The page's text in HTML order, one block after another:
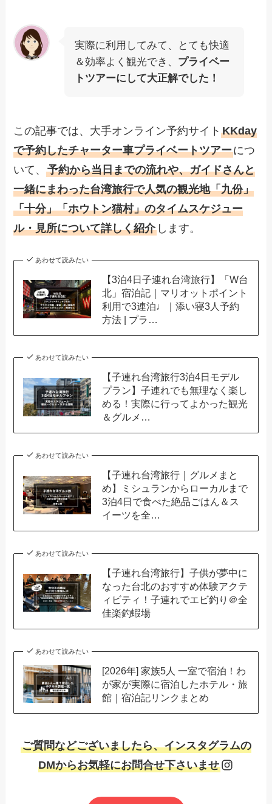
実際に利用してみて、とても快適
＆効率よく観光でき、 プライベー
トツアーにして大正解でした！
この記事では、大手オンライン予約サイトKKday
で予約したチャーター車プライベートツアーにつ
いて、予約から当日までの流れや、ガイドさんと
一緒にまわった台湾旅行で人気の観光地「九份」
「十分」「ホウトン猫村」のタイムスケジュー
ル・見所について詳しく紹介 します。
あわせて読みたい
【3泊4日子連れ台湾旅行】「W台
北」宿泊記｜マリオットポイント
利用で3連泊♩｜添い寝3人予約
方法 | プラ…
あわせて読みたい
【子連れ台湾旅行3泊4日モデル
プラン】子連れでも無理なく楽し
める！実際に行ってよかった観光
＆グルメ…
あわせて読みたい
【子連れ台湾旅行｜グルメまと
め】ミシュランからローカルまで
3泊4日で食べた絶品ごはん＆ス
イーツを全…
あわせて読みたい
【子連れ台湾旅行】子供が夢中に
なった台北のおすすめ体験アクテ
ィビティ！子連れでエビ釣り＠全
佳楽釣蝦場
あわせて読みたい
[2026年] 家族5人 一室で宿泊！わ
が家が実際に宿泊したホテル・旅
館｜宿泊記リンクまとめ
ご質問などございましたら、インスタグラムの
DMからお気軽にお問合せ下さいませ